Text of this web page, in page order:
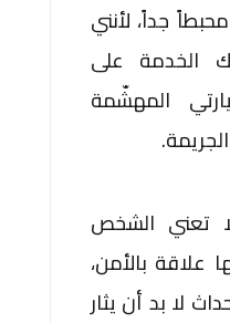
جداً، لأنني
الخدمة على
المهشّمة
تعني الشخص
علاقة بالأمن،
لا بد أن يثار